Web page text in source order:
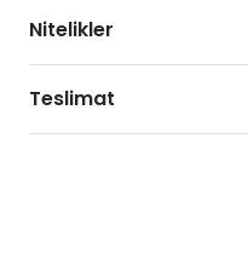
Nitelikler
Teslimat